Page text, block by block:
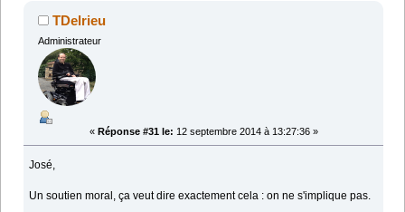
TDelrieu
Administrateur
« Réponse #31 le: 12 septembre 2014 à 13:27:36 »
José,
Un soutien moral, ça veut dire exactement cela : on ne s'implique pas.